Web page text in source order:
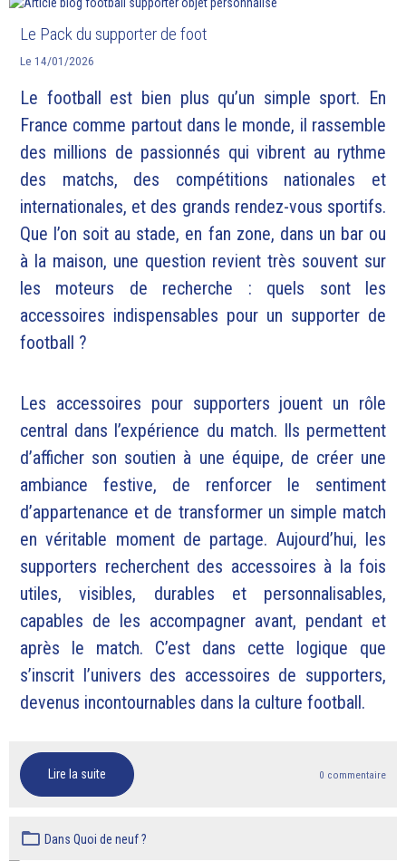
Le Pack du supporter de foot
Le 14/01/2026
Le football est bien plus qu’un simple sport. En
France comme partout dans le monde, il rassemble
des millions de passionnés qui vibrent au rythme
des matchs, des compétitions nationales et
internationales, et des grands rendez-vous sportifs.
Que l’on soit au stade, en fan zone, dans un bar ou
à la maison, une question revient très souvent sur
les moteurs de recherche : quels sont les
accessoires indispensables pour un supporter de
football ?
Les accessoires pour supporters jouent un rôle
central dans l’expérience du match. Ils permettent
d’afficher son soutien à une équipe, de créer une
ambiance festive, de renforcer le sentiment
d’appartenance et de transformer un simple match
en véritable moment de partage. Aujourd’hui, les
supporters recherchent des accessoires à la fois
utiles, visibles, durables et personnalisables,
capables de les accompagner avant, pendant et
après le match. C’est dans cette logique que
s’inscrit l’univers des accessoires de supporters,
devenus incontournables dans la culture football.
Lire la suite 0 commentaire
Dans Quoi de neuf ?